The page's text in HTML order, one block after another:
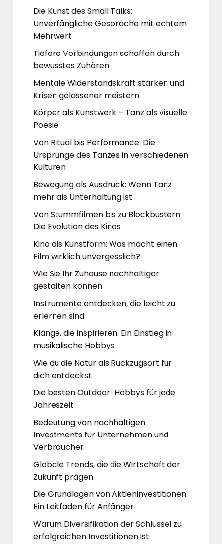
Die Kunst des Small Talks:
Unverfängliche Gespräche mit echtem
Mehrwert
Tiefere Verbindungen schaffen durch
bewusstes Zuhören
Mentale Widerstandskraft stärken und
Krisen gelassener meistern
Körper als Kunstwerk – Tanz als visuelle
Poesie
Von Ritual bis Performance: Die
Ursprünge des Tanzes in verschiedenen
Kulturen
Bewegung als Ausdruck: Wenn Tanz
mehr als Unterhaltung ist
Von Stummfilmen bis zu Blockbustern:
Die Evolution des Kinos
Kino als Kunstform: Was macht einen
Film wirklich unvergesslich?
Wie Sie Ihr Zuhause nachhaltiger
gestalten können
Instrumente entdecken, die leicht zu
erlernen sind
Klänge, die inspirieren: Ein Einstieg in
musikalische Hobbys
Wie du die Natur als Rückzugsort für
dich entdeckst
Die besten Outdoor-Hobbys für jede
Jahreszeit
Bedeutung von nachhaltigen
Investments für Unternehmen und
Verbraucher
Globale Trends, die die Wirtschaft der
Zukunft prägen
Die Grundlagen von Aktieninvestitionen:
Ein Leitfaden für Anfänger
Warum Diversifikation der Schlüssel zu
erfolgreichen Investitionen ist